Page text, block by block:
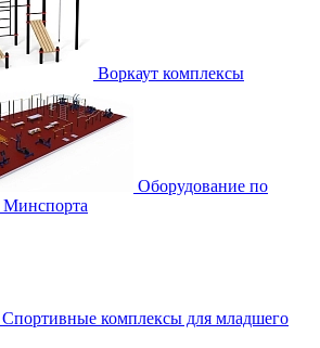
Воркаут комплексы
Оборудование по
Минспорта
Спортивные комплексы для младшего